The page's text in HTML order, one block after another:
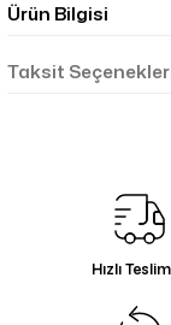
Ürün Bilgisi
Taksit
Hızlı